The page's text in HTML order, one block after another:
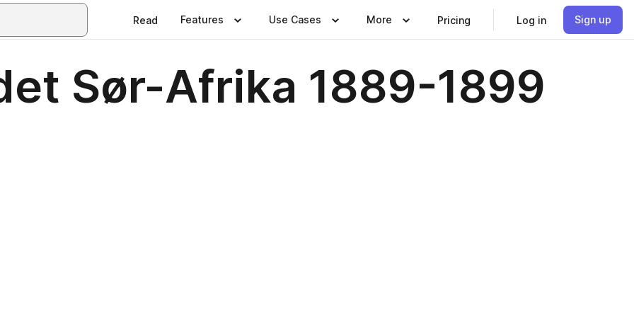
Read Features Use Cases More Pricing Log in Sign up
Sør-Afrika 1889-1899